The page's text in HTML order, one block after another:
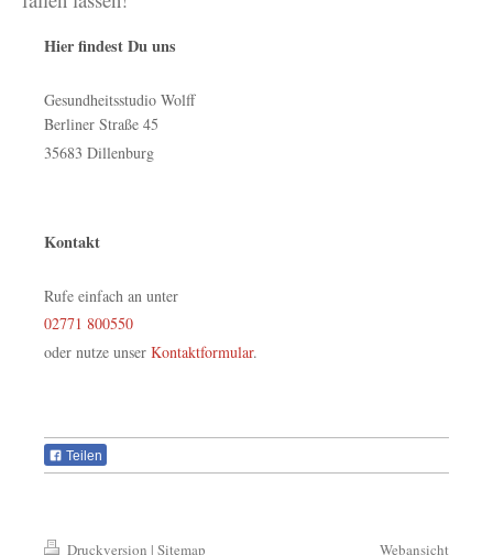
Hier findest Du uns
Gesundheitsstudio Wolff
Berliner Straße 45
35683 Dillenburg
Kontakt
Rufe einfach an unter
02771 800550
oder nutze unser Kontaktformular.
Teilen
Druckversion | Sitemap Webansicht